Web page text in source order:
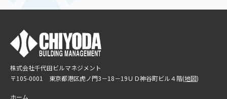
株式会社千代田ビルマネジメント
〒105-0001 東京都港区虎ノ門3－18－19ＵＤ神谷町ビル４階(地図)
ホーム